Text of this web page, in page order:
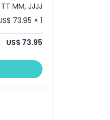
TT MM, JJJJ
73.95 × 1
US$ 73.95